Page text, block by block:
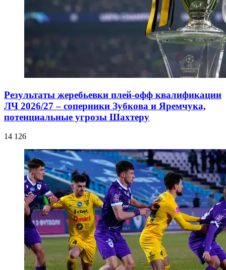
Результаты жеребьевки плей-офф квалификации
ЛЧ 2026/27 – соперники Зубкова и Яремчука,
потенциальные угрозы Шахтеру
14 126